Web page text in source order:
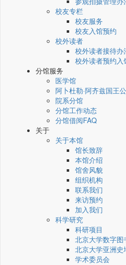
校友专栏
校友服务
校友入馆预约
校外读者
校外读者接待办
校外读者预约入
分馆服务
医学馆
阿卜杜勒·阿齐兹国王
院系分馆
分馆工作动态
分馆借阅FAQ
关于
关于本馆
馆长致辞
本馆介绍
馆舍风貌
组织机构
联系我们
来访预约
加入我们
科学研究
科研项目
北京大学数字图
北京大学亚洲
学术委员会